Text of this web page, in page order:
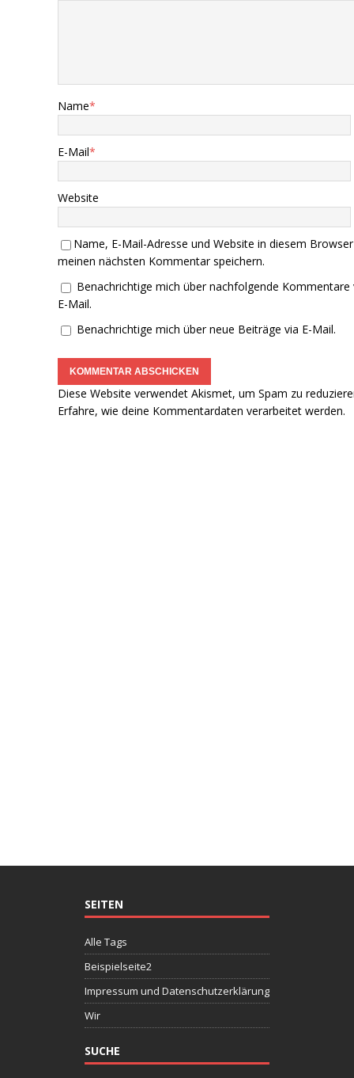
Name*
E-Mail*
Website
Name, E-Mail-Adresse und Website in diesem
meinen nächsten Kommentar speichern.
Benachrichtige mich über nachfolgende Kommentare
E-Mail.
Benachrichtige mich über neue Beiträge via E-Mail.
Diese Website verwendet Akismet, um Spam zu
Erfahre, wie deine Kommentardaten verarbeitet werden.
SEITEN
Alle Tags
Beispielseite2
Impressum und Datenschutzerklärung
Wir
SUCHE